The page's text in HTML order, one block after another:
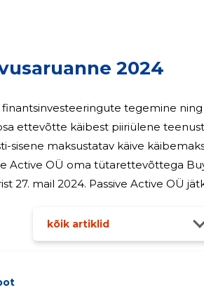
2024
tegemine
ettevõtte käibest piiriülene
sisene maksustatav käive
27. mail 2024. Passive Active OÜ
kõik artiklid